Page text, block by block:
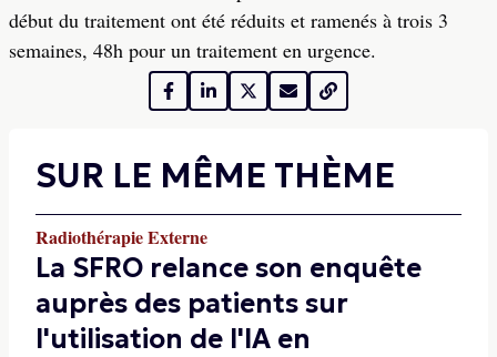
début du traitement ont été réduits et ramenés à trois 3
semaines, 48h pour un traitement en urgence.
SUR LE MÊME THÈME
Radiothérapie Externe
La SFRO relance son enquête
auprès des patients sur
l'utilisation de l'IA en